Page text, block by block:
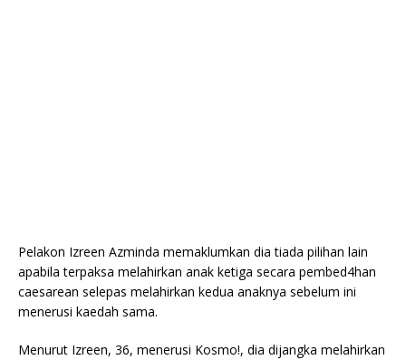
Pelakon Izreen Azminda memaklumkan dia tiada pilihan lain
apabila terpaksa melahirkan anak ketiga secara pembed4han
caesarean selepas melahirkan kedua anaknya sebelum ini
menerusi kaedah sama.
Menurut Izreen, 36, menerusi Kosmo!, dia dijangka melahirkan